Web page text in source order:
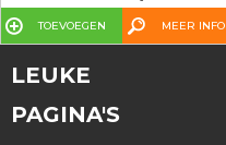
TOEVOEGEN MEER INFO
LEUKE
PAGINA'S